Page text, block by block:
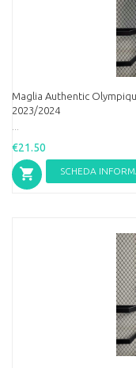
Maglia Authentic
2023/2024
€21.50
SCHEDA